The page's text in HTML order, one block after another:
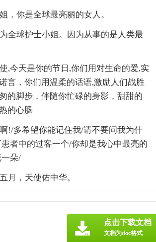
，你是全球最亮丽的女人。
全球护士小姐。因为从事的是人类最
,今天是你的节日,你们用对生命的爱,实
言，你们用温柔的话语,激励人们战胜
的脚步，伴随你忙碌的身影，甜甜的
的心肠
!/多希望你能记住我/请不要问我为什
者中的过客一个/你却是我心中最亮的
朵/
月，天使佑中华。
点击下载文档
文档为doc格式